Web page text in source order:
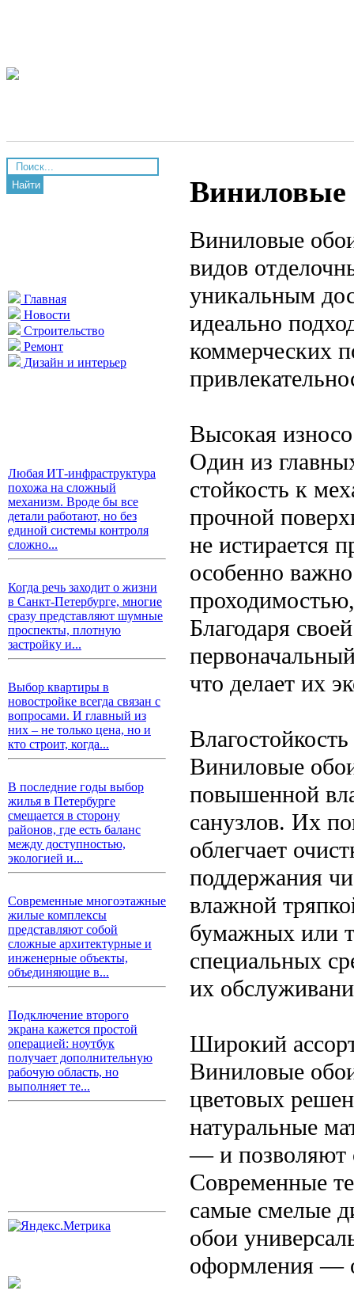
Найти
Главная
Новости
Строительство
Ремонт
Дизайн и интерьер
Любая ИТ-инфраструктура
похожа на сложный
механизм. Вроде бы все
детали работают, но без
единой системы контроля
сложно...
Когда речь заходит о жизни
в Санкт-Петербурге, многие
сразу представляют шумные
проспекты, плотную
застройку и...
Выбор квартиры в
новостройке всегда связан с
вопросами. И главный из
них – не только цена, но и
кто строит, когда...
В последние годы выбор
жилья в Петербурге
смещается в сторону
районов, где есть баланс
между доступностью,
экологией и...
Современные многоэтажные
жилые комплексы
представляют собой
сложные архитектурные и
инженерные объекты,
объединяющие в...
Подключение второго
экрана кажется простой
операцией: ноутбук
получает дополнительную
рабочую область, но
выполняет те...
Виниловые
Виниловые
видов
уникальным
идеально
коммерческих
Высокая
Один из
стойкость к
прочной
не истирается
особенно
Благодаря
что делает их
Виниловые
повышенной
санузлов. Их
облегчает
поддержания
влажной
бумажных или
специальных
их
Широкий
Виниловые
цветовых
натуральные
— и позволяют
Современные
самые смелые
обои
оформления —